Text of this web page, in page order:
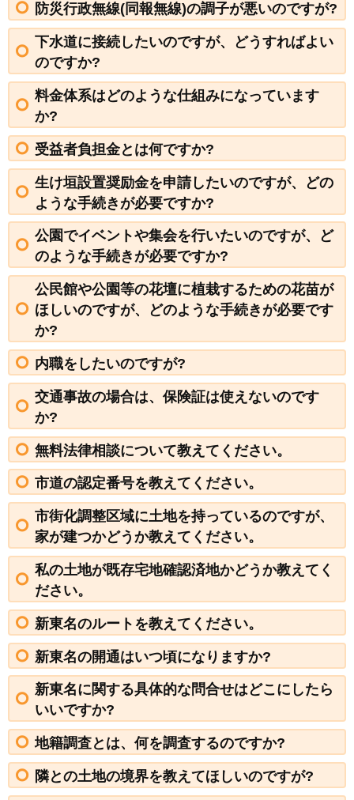
防災行政無線(同報無線)の調子が悪いのですが?
下水道に接続したいのですが、どうすればよい
のですか?
料金体系はどのような仕組みになっています
か?
受益者負担金とは何ですか?
生け垣設置奨励金を申請したいのですが、どの
ような手続きが必要ですか?
公園でイベントや集会を行いたいのですが、ど
のような手続きが必要ですか?
公民館や公園等の花壇に植栽するための花苗が
ほしいのですが、どのような手続きが必要です
か?
内職をしたいのですが?
交通事故の場合は、保険証は使えないのです
か?
無料法律相談について教えてください。
市道の認定番号を教えてください。
市街化調整区域に土地を持っているのですが、
家が建つかどうか教えてください。
私の土地が既存宅地確認済地かどうか教えてく
ださい。
新東名のルートを教えてください。
新東名の開通はいつ頃になりますか?
新東名に関する具体的な問合せはどこにしたら
いいですか?
地籍調査とは、何を調査するのですか?
隣との土地の境界を教えてほしいのですが?